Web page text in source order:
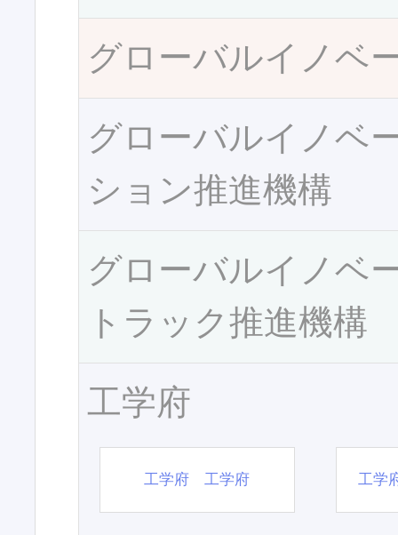
グローバルイノベ
グローバルイノベ
ション推進機構
グローバルイノベ
トラック推進機構
工学府
工学府 工学府 工学